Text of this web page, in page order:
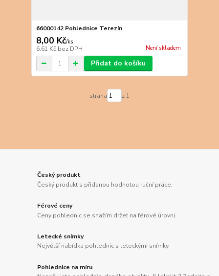
66000142 Pohlednice Terezín
8,00 Kč/ks
6,61 Kč bez DPH Není skladem
Přidat do košíku
strana z 1
Český produkt
Český produkt s přidanou hodnotou ruční práce.
Férové ceny
Ceny pohlednic se snažím držet na férové úrovni.
Letecké snímky
Největší nabídka pohlednic s leteckými snímky.
Pohlednice na míru